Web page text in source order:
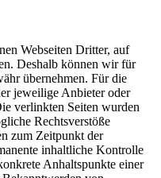
Webseiten Dritter, auf
Deshalb können wir für
übernehmen. Für die
jeweilige Anbieter oder
verlinkten Seiten wurden
Rechtsverstöße
zum Zeitpunkt der
inhaltliche Kontrolle
Anhaltspunkte einer